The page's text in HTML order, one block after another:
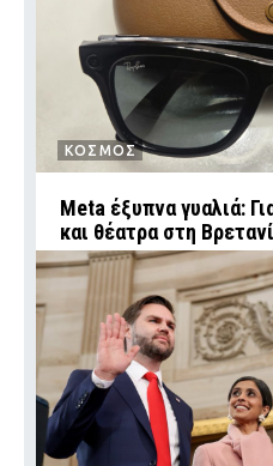
ΚΟΣΜΟΣ
Meta έξυπνα γυαλιά:
και θέατρα στη